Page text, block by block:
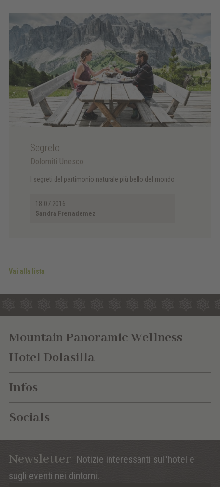
Segreto
Dolomiti Unesco
I segreti del partimonio naturale più bello del mondo
18.07.2016
Sandra Frenademez
Vai alla lista
Mountain Panoramic Wellness
Hotel Dolasilla
Infos
Socials
Newsletter Notizie interessanti sull'hotel e
sugli eventi nei dintorni.